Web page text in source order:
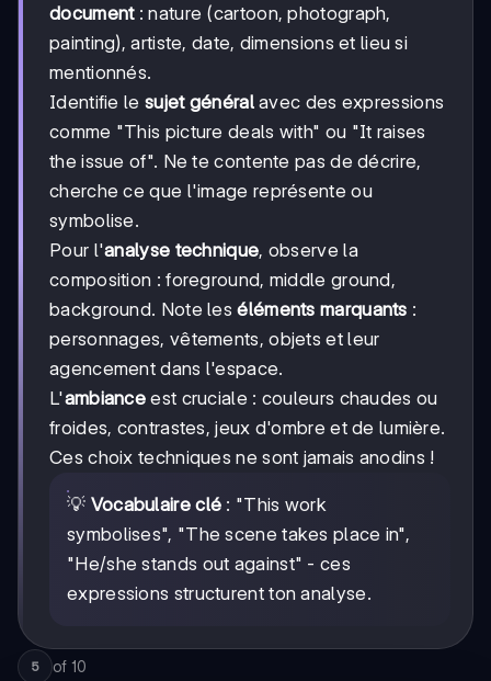
document: nature (cartoon, photograph,
painting), artiste, date, dimensions et lieu si
mentionnés.
Identifie le sujet généralavec des expressions
comme "This picture deals with" ou "It raises
the issue of". Ne te contente pas de décrire,
cherche ce que l'image représente ou
symbolise.
Pour l'analyse technique, observe la
composition : foreground, middle ground,
background. Note leséléments marquants :
personnages, vêtements, objets et leur
agencement dans l'espace.
L'ambiance est cruciale : couleurs chaudes ou
froides, contrastes, jeux d'ombre et de lumière.
Ces choix techniques ne sont jamais anodins !
💡 Vocabulaire clé : "This work
symbolises", "The scene takes place in",
"He/she stands out against" - ces
expressions structurent ton analyse.
5 of 10